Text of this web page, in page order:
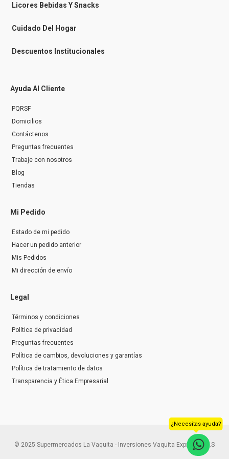
n
g
r
Licores Bebidas Y Snacks
Cuidado Del Hogar
Descuentos Institucionales
Ayuda Al Cliente
PQRSF
Domicilios
Contáctenos
Preguntas frecuentes
Trabaje con nosotros
Blog
Tiendas
Mi Pedido
Estado de mi pedido
Hacer un pedido anterior
Mis Pedidos
Mi dirección de envío
Legal
Términos y condiciones
Política de privacidad
Preguntas frecuentes
Política de cambios, devoluciones y garantías
Política de tratamiento de datos
Transparencia y Ética Empresarial
© 2025 Supermercados La Vaquita - Inversiones Vaquita Express S.A.S
¿Necesitas ayuda?